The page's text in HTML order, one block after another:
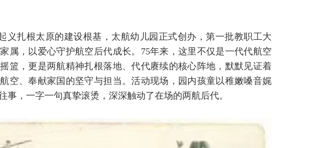
义扎根太原的建设根基，太航幼儿园正式创办，第一批教职工大
属，以爱心守护航空后代成长。75年来，这里不仅是一代代航空
篮，更是两航精神扎根落地、代代赓续的核心阵地，默默见证着
空、奉献家国的坚守与担当。活动现场，园内孩童以稚嫩嗓音娓
事，一字一句真挚滚烫，深深触动了在场的两航后代。